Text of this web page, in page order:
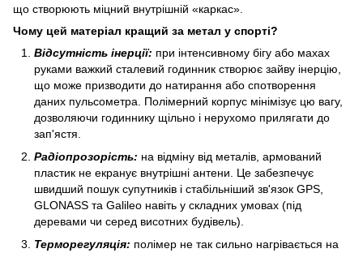
що створюють міцний внутрішній «каркас».
Чому цей матеріал кращий за метал у спорті?
Відсутність інерції: при інтенсивному бігу або махах
руками важкий сталевий годинник створює зайву інерцію,
що може призводити до натирання або спотворення
даних пульсометра. Полімерний корпус мінімізує цю вагу,
дозволяючи годиннику щільно і нерухомо прилягати до
зап'ястя.
Радіопрозорість: на відміну від металів, армований
пластик не екранує внутрішні антени. Це забезпечує
швидший пошук супутників і стабільніший зв'язок GPS,
GLONASS та Galileo навіть у складних умовах (під
деревами чи серед висотних будівель).
Терморегуляція: полімер не так сильно нагрівається на